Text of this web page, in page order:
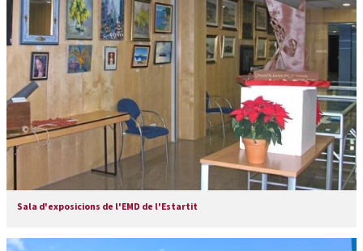
Sala d'exposicions de l'EMD de l'Estartit